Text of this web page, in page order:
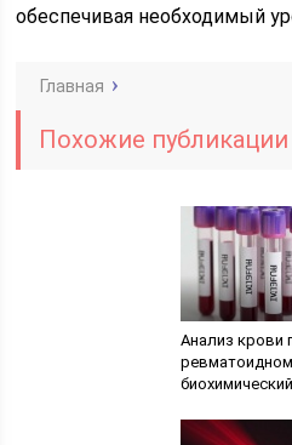
обеспечивая необходимый
Главная
Похожие публикации
Анализ крови